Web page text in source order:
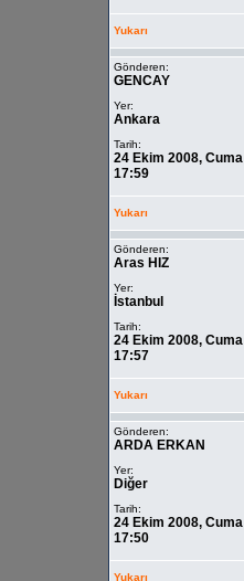
Yukarı
Gönderen:
GENCAY
Yer:
Ankara
Tarih:
24 Ekim 2008, Cuma
17:59
Yukarı
Gönderen:
Aras HIZ
Yer:
İstanbul
Tarih:
24 Ekim 2008, Cuma
17:57
Yukarı
Gönderen:
ARDA ERKAN
Yer:
Diğer
Tarih:
24 Ekim 2008, Cuma
17:50
Yukarı